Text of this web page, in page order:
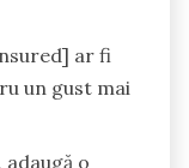
ar fi
un gust mai
o